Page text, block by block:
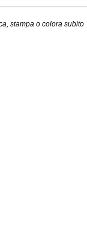
stampa o colora subito